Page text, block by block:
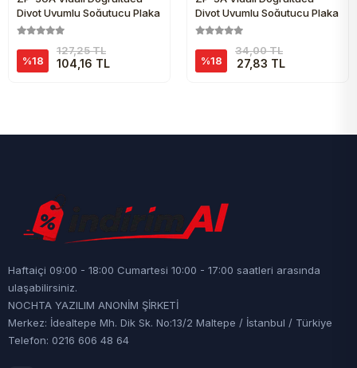
Diyot Uyumlu Soğutucu Plaka
%18
127,25 TL
104,16 TL
Diyot Uyumlu Soğutucu Plaka
%18
34,00 TL
27,83 TL
Haftaiçi 09:00 - 18:00 Cumartesi 10:00 - 17:00 saatleri arasında
ulaşabilirsiniz.
NOCHTA YAZILIM ANONİM ŞİRKETİ
Merkez: İdealtepe Mh. Dik Sk. No:13/2 Maltepe / İstanbul / Türkiye
Telefon: 0216 606 48 64